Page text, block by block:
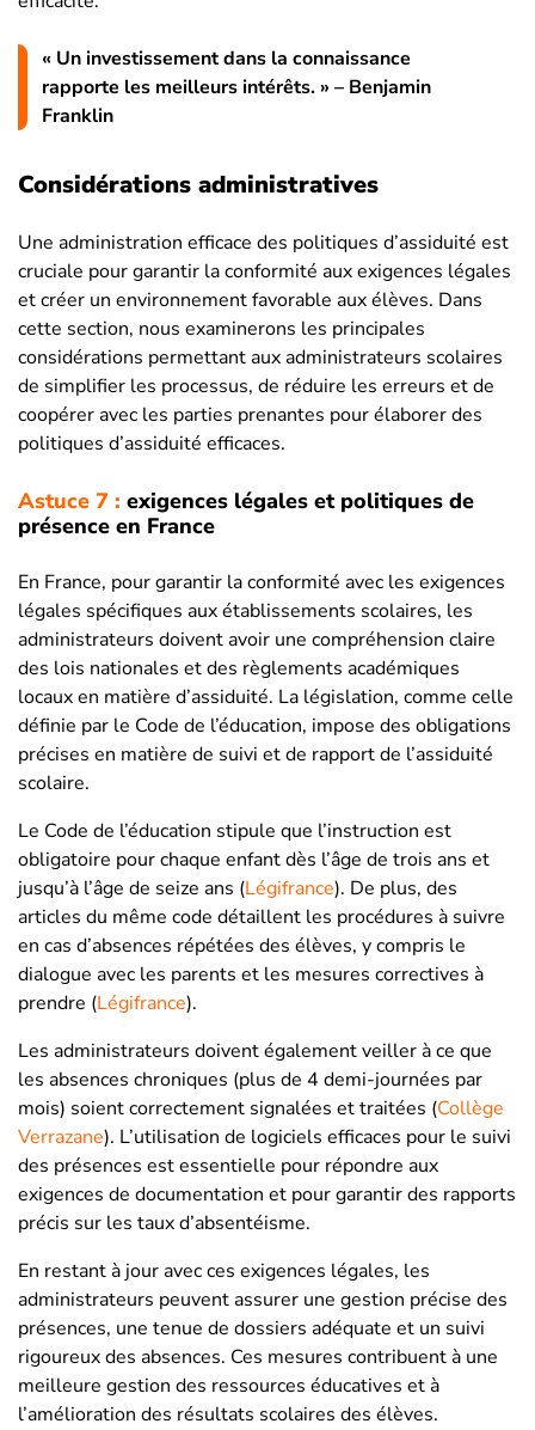
« Un investissement dans la connaissance
rapporte les meilleurs intérêts. » – Benjamin
Franklin
Considérations administratives
Une administration efficace des politiques d’assiduité est
cruciale pour garantir la conformité aux exigences légales
et créer un environnement favorable aux élèves. Dans
cette section, nous examinerons les principales
considérations permettant aux administrateurs scolaires
de simplifier les processus, de réduire les erreurs et de
coopérer avec les parties prenantes pour élaborer des
politiques d’assiduité efficaces.
Astuce 7 : exigences légales et politiques de
présence en France
En France, pour garantir la conformité avec les exigences
légales spécifiques aux établissements scolaires, les
administrateurs doivent avoir une compréhension claire
des lois nationales et des règlements académiques
locaux en matière d’assiduité. La législation, comme celle
définie par le Code de l’éducation, impose des obligations
précises en matière de suivi et de rapport de l’assiduité
scolaire.
Le Code de l’éducation stipule que l’instruction est
obligatoire pour chaque enfant dès l’âge de trois ans et
jusqu’à l’âge de seize ans​ (Légifrance)​. De plus, des
articles du même code détaillent les procédures à suivre
en cas d’absences répétées des élèves, y compris le
dialogue avec les parents et les mesures correctives à
prendre​ (Légifrance)​.
Les administrateurs doivent également veiller à ce que
les absences chroniques (plus de 4 demi-journées par
mois) soient correctement signalées et traitées​ (Collège
Verrazane)​. L’utilisation de logiciels efficaces pour le suivi
des présences est essentielle pour répondre aux
exigences de documentation et pour garantir des rapports
précis sur les taux d’absentéisme.
En restant à jour avec ces exigences légales, les
administrateurs peuvent assurer une gestion précise des
présences, une tenue de dossiers adéquate et un suivi
rigoureux des absences. Ces mesures contribuent à une
meilleure gestion des ressources éducatives et à
l’amélioration des résultats scolaires des élèves.